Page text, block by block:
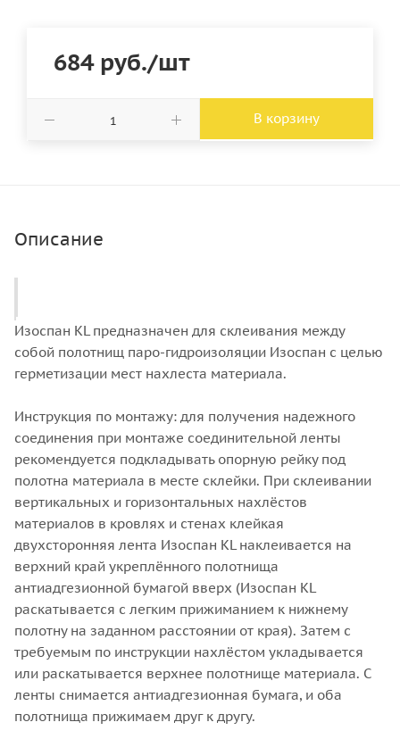
684руб./шт
В корзину
Описание
Изоспан KL предназначен для склеивания между
собой полотнищ паро-гидроизоляции Изоспан с целью
герметизации мест нахлеста материала.
Инструкция по монтажу: для получения надежного
соединения при монтаже соединительной ленты
рекомендуется подкладывать опорную рейку под
полотна материала в месте склейки. При склеивании
вертикальных и горизонтальных нахлёстов
материалов в кровлях и стенах клейкая
двухсторонняя лента Изоспан KL наклеивается на
верхний край укреплённого полотнища
антиадгезионной бумагой вверх (Изоспан KL
раскатывается с легким прижиманием к нижнему
полотну на заданном расстоянии от края). Затем с
требуемым по инструкции нахлёстом укладывается
или раскатывается верхнее полотнище материала. С
ленты снимается антиадгезионная бумага, и оба
полотнища прижимаем друг к другу.